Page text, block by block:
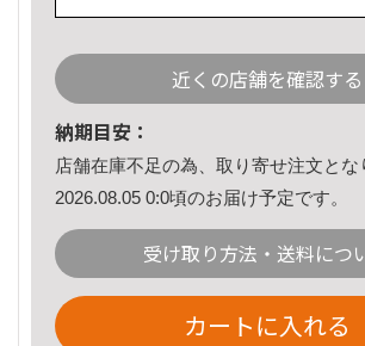
近くの店舗を確認する
納期目安：
店舗在庫不足の為、取り寄せ注文とな
2026.08.05 0:0頃のお届け予定です。
受け取り方法・送料につ
カートに入れる